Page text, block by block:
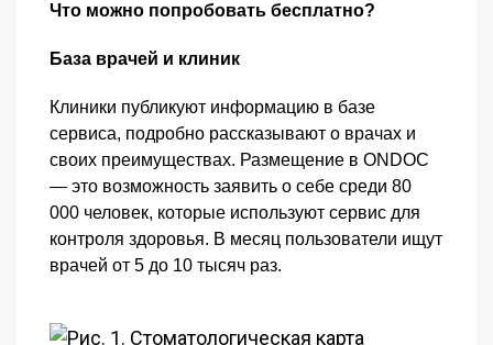
Что можно попробовать бесплатно?
База врачей и клиник
Клиники публикуют информацию в базе
сервиса, подробно рассказывают о врачах и
своих преимуществах. Размещение в ONDOC
— это возможность заявить о себе среди 80
000 человек, которые используют сервис для
контроля здоровья. В месяц пользователи ищут
врачей от 5 до 10 тысяч раз.